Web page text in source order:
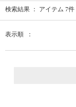
検索結果 ： アイテム 7件
表示順 ：